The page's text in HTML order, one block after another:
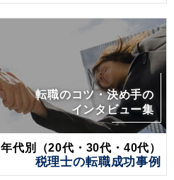
転職のコツ・決め手の
インタビュー集
年代別（20代・30代・40代）
税理士の転職成功事例